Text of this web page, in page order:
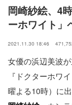
岡崎紗絵、4
ーホワイト」
2021.11.30 18:46
女優の浜辺美波
『ドクターホワ
曜よる10時）に